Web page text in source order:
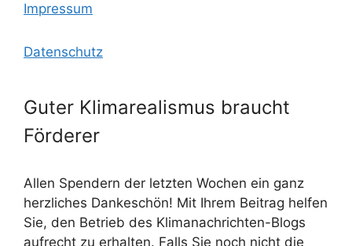
Impressum
Datenschutz
Guter Klimarealismus braucht
Förderer
Allen Spendern der letzten Wochen ein ganz
herzliches Dankeschön! Mit Ihrem Beitrag helfen
Sie, den Betrieb des Klimanachrichten-Blogs
aufrecht zu erhalten. Falls Sie noch nicht die